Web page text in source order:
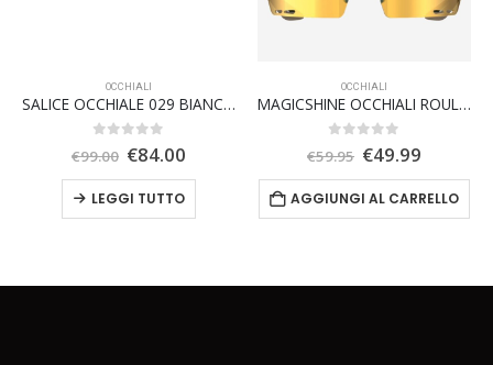
OCCHIALI
SALICE OCCHIALE 029 BIANCO RW ARGENTO
Su 5
€99.00 Il
originale
era:
€99.00.
€84.00Il
attuale
è:
€84.00.
LEGGI TUTTO
OCCHIALI
MAGICSHINE OCCHIALI ROULER lente oro
Su 5
€59.95 Il
originale
era:
€59.95.
€49.99Il
attuale
è:
€49.99.
AGGIUNGI AL CARRELLO